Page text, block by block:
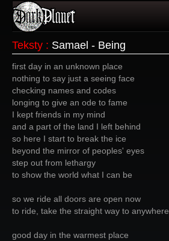
Wydarzenia
Galeria
Forum
Więcej
Login
Teksty : Samael - Being
first day in an unknown place
nothing to say just a seeing face
checking names and codes
longing to give an ode to fame
I kept friends in my mind
and a part of the land I left behind
so here I start to break the ice
beyond the mirror of peoples' eyes
step out from lethargy
to show the world what I can be
so we ride all doors are open now
to ride, take the straight way to anywhere
good day in the warmest place